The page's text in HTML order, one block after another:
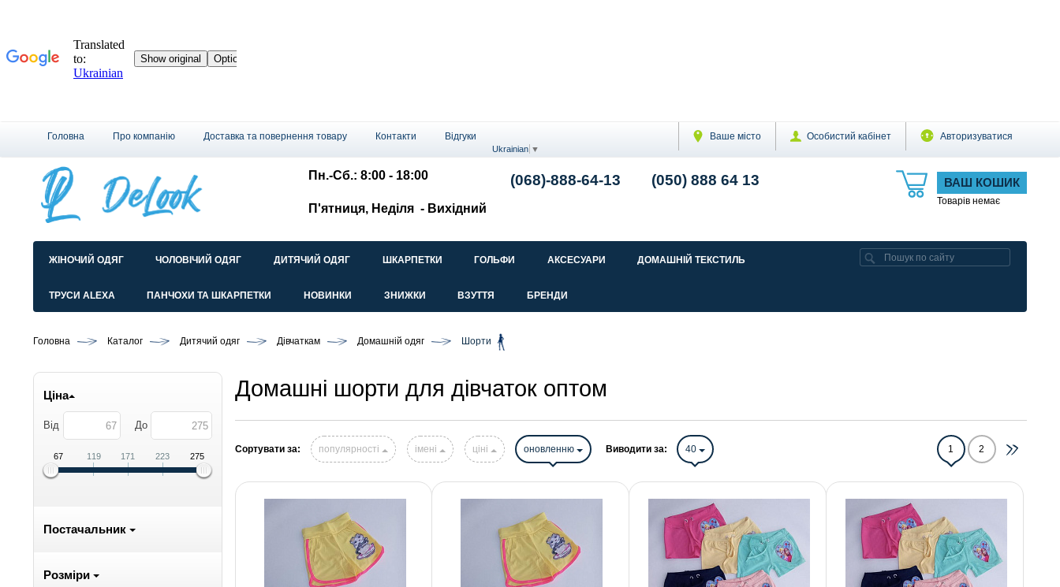
Ваше місто Особистий кабінет Авторизуватися
Головна Про компанію Доставка та повернення товару Контакти Відгуки
Ukrainian ▼
ВАШ КОШИК
Товарів немає
Пн.-Сб.: 8:00 - 18:00
П'ятниця, Неділя - Вихідний
(068)-888-64-13 (050) 888 64 13
ЖІНОЧИЙ ОДЯГ ЧОЛОВІЧИЙ ОДЯГ ДИТЯЧИЙ ОДЯГ ШКАРПЕТКИ ГОЛЬФИ АКСЕСУАРИ ДОМАШНІЙ ТЕКСТИЛЬ
ТРУСИ ALEXA ПАНЧОХИ ТА ШКАРПЕТКИ НОВИНКИ ЗНИЖКИ ВЗУТТЯ БРЕНДИ
Головна Каталог Дитячий одяг Дівчаткам Домашній одяг Шорти
Ціна
Від До
67 119 171 223 275
Постачальник
Розміри
Домашні шорти для дівчаток оптом
Сортувати за: популярності імені ціні оновленню Виводити за: 40 1 2